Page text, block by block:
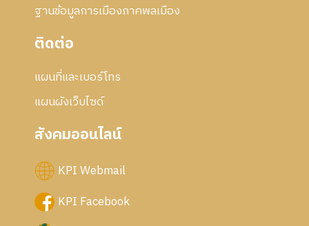
ฐานข้อมูลการเมืองภาคพลเมือง
ติดต่อ
แผนที่และเบอร์โทร
แผนผังเว็บไซด์
สังคมออนไลน์
KPI Webmail
KPI Facebook